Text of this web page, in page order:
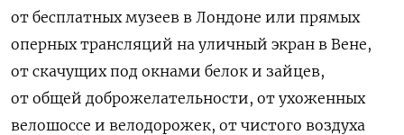
от бесплатных музеев в Лондоне или прямых
оперных трансляций на уличный экран в Вене,
от скачущих под окнами белок и зайцев,
от общей доброжелательности, от ухоженных
велошоссе и велодорожек, от чистого воздуха